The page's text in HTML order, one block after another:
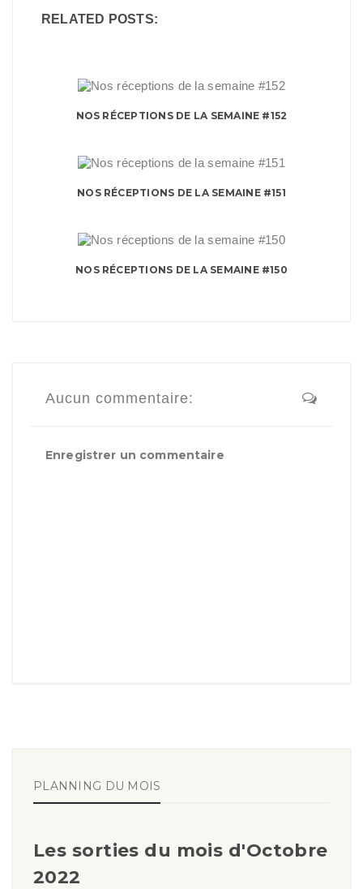
RELATED POSTS:
NOS RÉCEPTIONS DE LA SEMAINE #152
NOS RÉCEPTIONS DE LA SEMAINE #151
NOS RÉCEPTIONS DE LA SEMAINE #150
Aucun commentaire:
Enregistrer un commentaire
PLANNING DU MOIS
Les sorties du mois d'Octobre
2022